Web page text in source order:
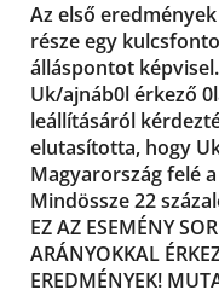
Az első
része egy
álláspontot
Uk/ajnáb0l érkező
leállításáról
elutasította, hogy
Magyarország felé
Mindössze 22
EZ AZ ESEMÉNY
ARÁNYOKKAL
EREDMÉNYEK!